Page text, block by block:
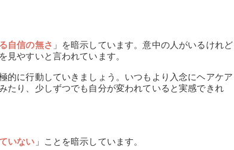
自信の無さ 」を暗示しています。意中の人がいるけれど
見やすいと言われています。
的に行動していきましょう。いつもより入念にヘアケア
たり、少しずつでも自分が変われていると実感できれ
いない 」ことを暗示しています。